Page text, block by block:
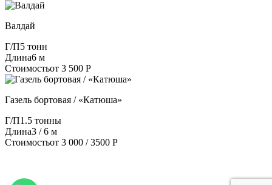
Валдай
Г/П5 тонн
Длина6 м
Стоимостьот 3 500 Р
Газель бортовая / «Катюша»
Г/П1.5 тонны
Длина3 / 6 м
Стоимостьот 3 000 / 3500 Р